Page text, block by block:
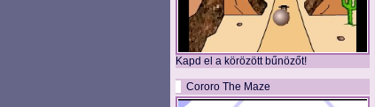
Kapd el a körözött bűnözőt!
Cororo The Maze